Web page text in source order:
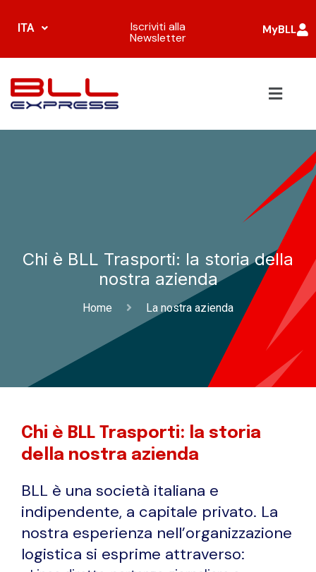
ITA Iscriviti alla
Newsletter
MyBLL
Chi è BLL Trasporti: la storia della
nostra azienda
Home La nostra azienda
Chi è BLL Trasporti: la storia
della nostra azienda
BLL è una società italiana e
indipendente, a capitale privato. La
nostra esperienza nell’organizzazione
logistica si esprime attraverso: